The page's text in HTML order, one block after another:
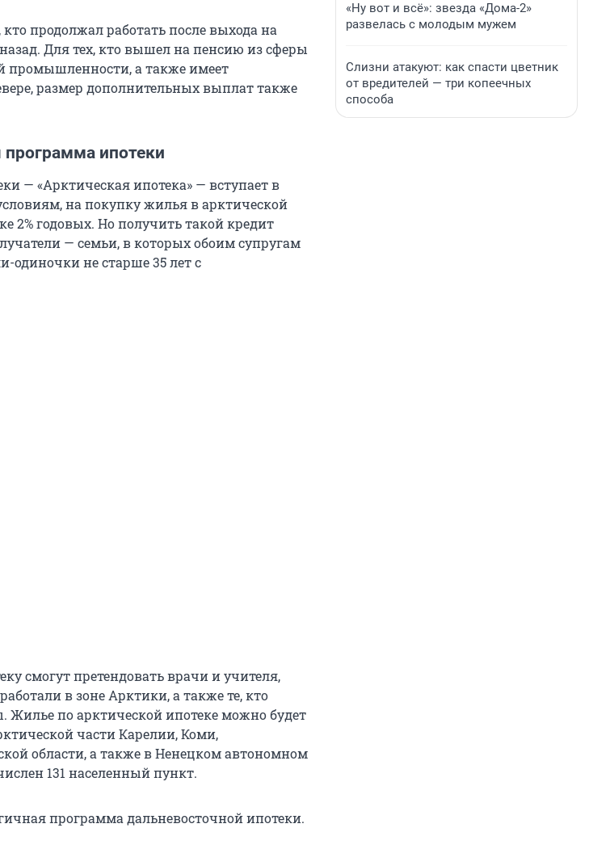
продолжал работать после выхода на
Для тех, кто вышел на пенсию из сферы
промышленности, а также имеет
размер дополнительных выплат также
программа ипотеки
— «Арктическая ипотека» — вступает в
на покупку жилья в арктической
2% годовых. Но получить такой кредит
— семьи, в которых обоим супругам
одиночки не старше 35 лет с
смогут претендовать врачи и учителя,
в зоне Арктики, а также те, кто
Жилье по арктической ипотеке можно будет
части Карелии, Коми,
области, а также в Ненецком автономном
131 населенный пункт.
программа дальневосточной ипотеки.
«Ну вот и всё»: звезда «Дома-2»
развелась с молодым мужем
Слизни атакуют: как спасти цветник
от вредителей — три копеечных
способа